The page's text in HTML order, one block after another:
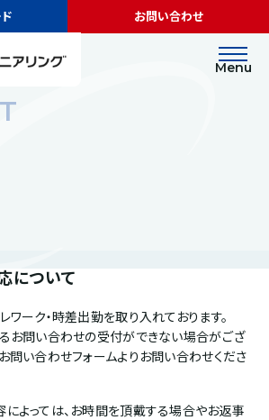
お問い合わせ
Menu
について
ワーク・時差出勤を取り入れております。
お問い合わせの受付ができない場合がござ
問い合わせフォームよりお問い合わせくださ
よっては、お時間を頂戴する場合やお返事